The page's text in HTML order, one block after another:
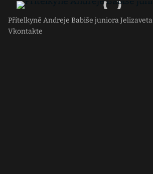
Přítelkyně Andreje Babiše juniora Jelizaveta
Vkontakte